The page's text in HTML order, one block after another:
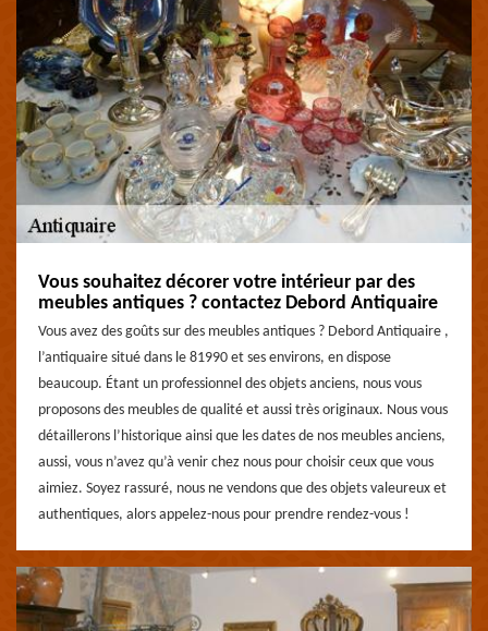
Vous souhaitez décorer votre intérieur par des
meubles antiques ? contactez Debord Antiquaire
Vous avez des goûts sur des meubles antiques ? Debord Antiquaire ,
l’antiquaire situé dans le 81990 et ses environs, en dispose
beaucoup. Étant un professionnel des objets anciens, nous vous
proposons des meubles de qualité et aussi très originaux. Nous vous
détaillerons l’historique ainsi que les dates de nos meubles anciens,
aussi, vous n’avez qu’à venir chez nous pour choisir ceux que vous
aimiez. Soyez rassuré, nous ne vendons que des objets valeureux et
authentiques, alors appelez-nous pour prendre rendez-vous !